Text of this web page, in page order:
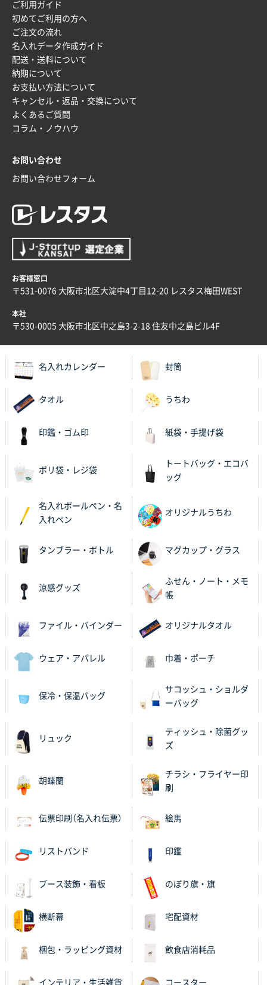
ご利用ガイド
初めてご利用の方へ
ご注文の流れ
名入れデータ作成ガイド
配送・送料について
納期について
お支払い方法について
キャンセル・返品・交換について
よくあるご質問
コラム・ノウハウ
お問い合わせ
お問い合わせフォーム
お客様窓口
〒531-0076 大阪市北区大淀中4丁目12-20 レスタス梅田WEST
本社
〒530-0005 大阪市北区中之島3-2-18 住友中之島ビル4F
名入れカレンダー 封筒
タオル うちわ
印鑑・ゴム印 紙袋・手提げ袋
ポリ袋・レジ袋
トートバッグ・エコバ
ッグ
名入れボールペン・名
入れペン
オリジナルうちわ
タンブラー・ボトル マグカップ・グラス
涼感グッズ
ふせん・ノート・メモ
帳
ファイル・バインダー オリジナルタオル
ウェア・アパレル 巾着・ポーチ
保冷・保温バッグ
サコッシュ・ショルダ
ーバッグ
リュック
ティッシュ・除菌グッ
ズ
胡蝶蘭
チラシ・フライヤー印
刷
伝票印刷（名入れ伝票） 絵馬
リストバンド 印鑑
ブース装飾・看板 のぼり旗・旗
横断幕 宅配資材
梱包・ラッピング資材 飲食店消耗品
インテリア・生活雑貨 コースター